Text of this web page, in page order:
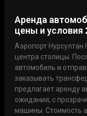
Аренда
цены и условия
Аэропорт Нурсултан
центра столицы.
автомобиль и
заказывать
предлагает аренду
ожидания, с
машины. Стоимость